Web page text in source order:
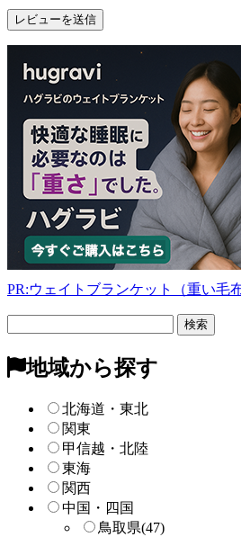
PR:ウェイトブランケット（重い毛
ー
検
地域から探す
北海道・東北
関東
甲信越・北陸
東海
関西
中国・四国
鳥取県(47)